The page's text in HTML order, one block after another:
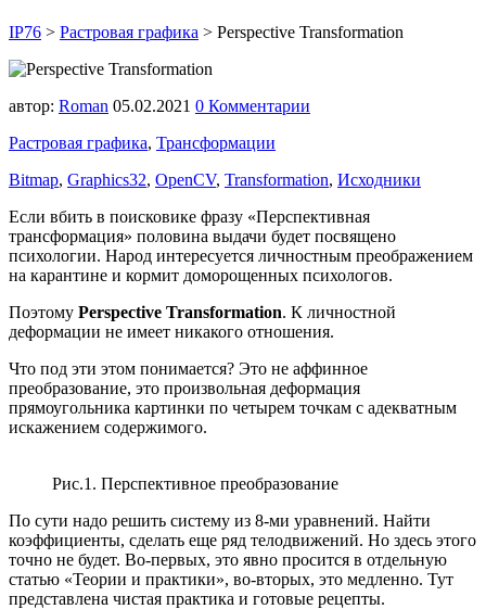
IP76 > Растровая графика > Perspective Transformation
автор: Roman 05.02.2021 0 Комментарии
Растровая графика, Трансформации
Bitmap, Graphics32, OpenCV, Transformation, Исходники
Если вбить в поисковике фразу «Перспективная
трансформация» половина выдачи будет посвящено
психологии. Народ интересуется личностным преображением
на карантине и кормит доморощенных психологов.
Поэтому Perspective Transformation. К личностной
деформации не имеет никакого отношения.
Что под эти этом понимается? Это не аффинное
преобразование, это произвольная деформация
прямоугольника картинки по четырем точкам с адекватным
искажением содержимого.
Рис.1. Перспективное преобразование
По сути надо решить систему из 8-ми уравнений. Найти
коэффициенты, сделать еще ряд телодвижений. Но здесь этого
точно не будет. Во-первых, это явно просится в отдельную
статью «Теории и практики», во-вторых, это медленно. Тут
представлена чистая практика и готовые рецепты.